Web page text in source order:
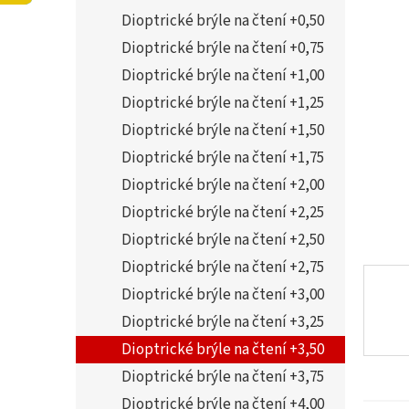
Dioptrické brýle na čtení +0,50
Dioptrické brýle na čtení +0,75
Dioptrické brýle na čtení +1,00
Dioptrické brýle na čtení +1,25
Dioptrické brýle na čtení +1,50
Dioptrické brýle na čtení +1,75
Dioptrické brýle na čtení +2,00
Dioptrické brýle na čtení +2,25
Dioptrické brýle na čtení +2,50
Dioptrické brýle na čtení +2,75
Dioptrické brýle na čtení +3,00
Dioptrické brýle na čtení +3,25
Dioptrické brýle na čtení +3,50
Dioptrické brýle na čtení +3,75
Dioptrické brýle na čtení +4,00